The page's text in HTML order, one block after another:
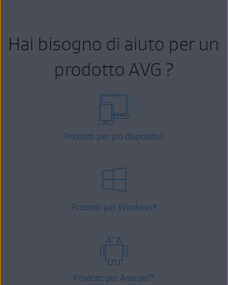
Hai bisogno di aiuto per un
prodotto AVG ?
Prodotti per più dispositivi
Prodotti per Windows®
Prodotti per Android™